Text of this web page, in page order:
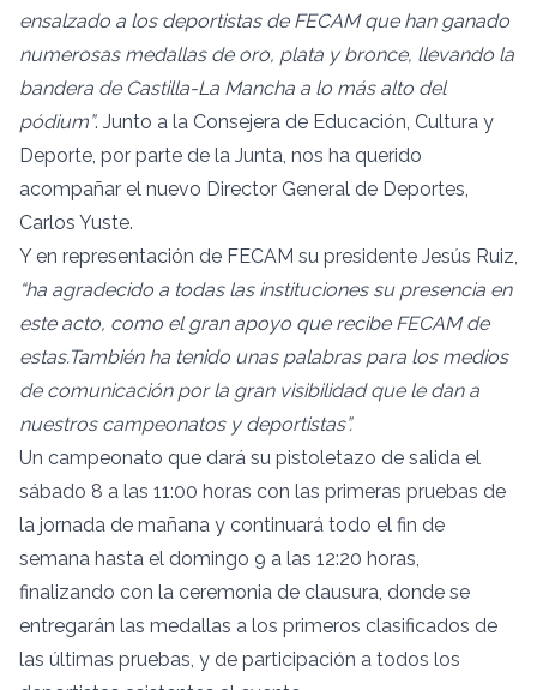
ensalzado a los deportistas de FECAM que han ganado
numerosas medallas de oro, plata y bronce, llevando la
bandera de Castilla-La Mancha a lo más alto del
pódium”. Junto a la Consejera de Educación, Cultura y
Deporte, por parte de la Junta, nos ha querido
acompañar el nuevo Director General de Deportes,
Carlos Yuste.
Y en representación de FECAM su presidente Jesús Ruiz,
“ha agradecido a todas las instituciones su presencia en
este acto, como el gran apoyo que recibe FECAM de
estas.También ha tenido unas palabras para los medios
de comunicación por la gran visibilidad que le dan a
nuestros campeonatos y deportistas”.
Un campeonato que dará su pistoletazo de salida el
sábado 8 a las 11:00 horas con las primeras pruebas de
la jornada de mañana y continuará todo el fin de
semana hasta el domingo 9 a las 12:20 horas,
finalizando con la ceremonia de clausura, donde se
entregarán las medallas a los primeros clasificados de
las últimas pruebas, y de participación a todos los